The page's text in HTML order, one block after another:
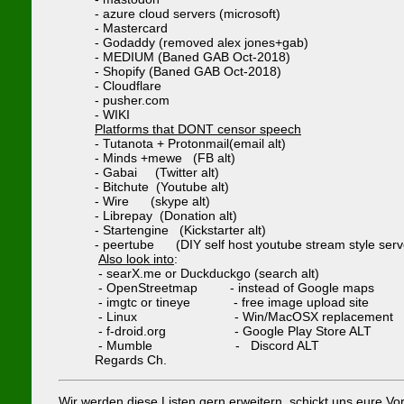
- azure cloud servers (microsoft)
- Mastercard
- Godaddy (removed alex jones+gab)
- MEDIUM (Baned GAB Oct-2018)
- Shopify (Baned GAB Oct-2018)
- Cloudflare
- pusher.com
- WIKI
Platforms that DONT censor speech
- Tutanota + Protonmail(email alt)
- Minds +mewe (FB alt)
- Gabai (Twitter alt)
- Bitchute (Youtube alt)
- Wire (skype alt)
- Librepay (Donation alt)
- Startengine (Kickstarter alt)
- peertube (DIY self host youtube stream style
Also look into:
- searX.me or Duckduckgo (search alt)
- OpenStreetmap - instead of Google maps
- imgtc or tineye - free image upload site
- Linux - Win/MacOSX replacement
- f-droid.org - Google Play Store ALT
- Mumble - Discord ALT
Regards Ch.